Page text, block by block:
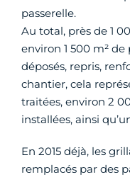
passerelle.
Au total, près de 1
environ 1 500 m²
déposés, repris,
chantier, cela
traitées, environ 2
installées, ainsi
En 2015 déjà, les
remplacés par des